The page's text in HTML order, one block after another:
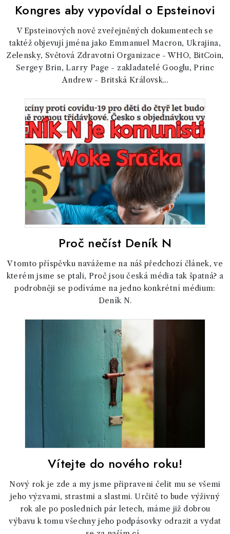
Kongres aby vypovídal o Epsteinovi
V Epsteinových nově zveřejněných dokumentech se
taktéž objevují jména jako Emmanuel Macron, Ukrajina,
Zelensky, Světová Zdravotní Organizace - WHO, BitCoin,
Sergey Brin, Larry Page - zakladatelé Googlu, Princ
Andrew - Britská Královsk...
Proč nečíst Deník N
V tomto příspěvku navážeme na náš předchozí článek, ve
kterém jsme se ptali, Proč jsou česká média tak špatná? a
podrobněji se podíváme na jedno konkrétní médium:
Deník N.
Vítejte do nového roku!
Nový rok je zde a my jsme připraveni čelit mu se všemi
jeho výzvami, strastmi a slastmi. Určitě to bude výživný
rok ale po posledních pár letech, máme již dobrou
výbavu k tomu všechny jeho podpásovky odrazit a vydat